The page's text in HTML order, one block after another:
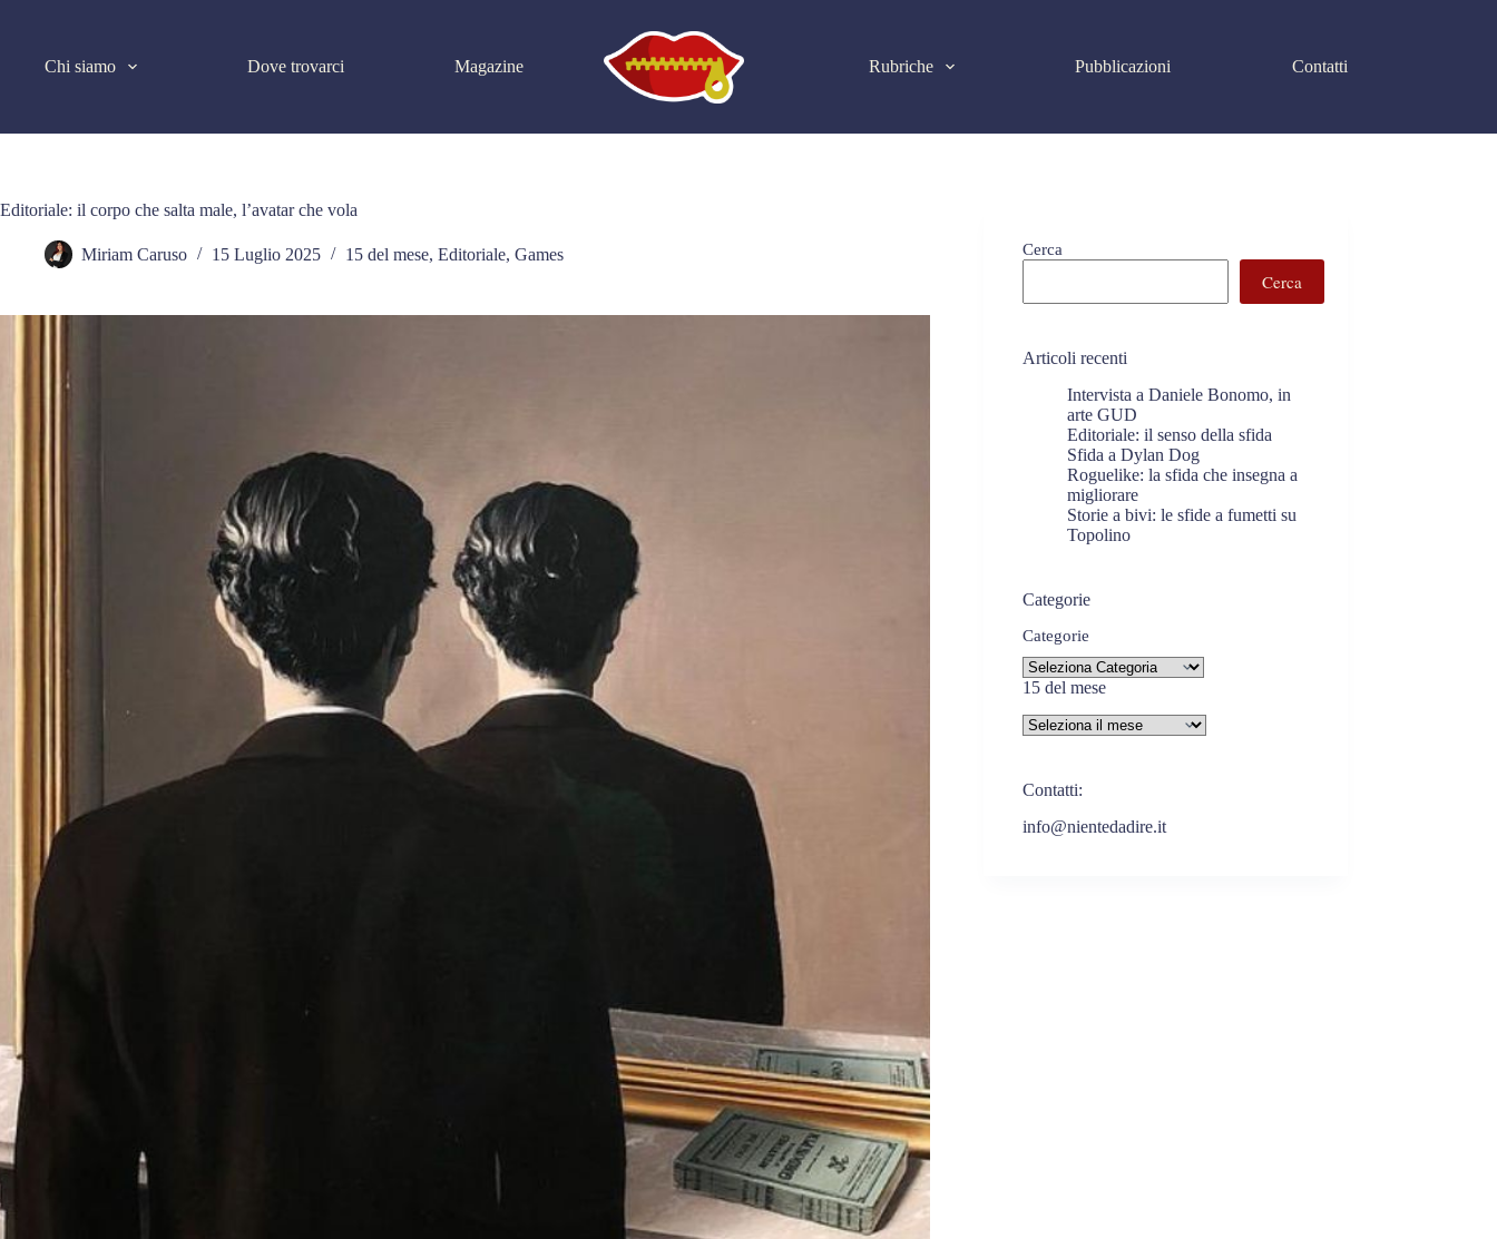
Chi siamo
Dove trovarci Magazine Rubriche Pubblicazioni Contatti
Editoriale: il corpo che salta male, l’avatar che vola
Miriam Caruso 15 Luglio 2025 15 del mese, Editoriale, Games Cerca
Cerca
Articoli recenti
Intervista a Daniele Bonomo, in
arte GUD
Editoriale: il senso della sfida
Sfida a Dylan Dog
Roguelike: la sfida che insegna a
migliorare
Storie a bivi: le sfide a fumetti su
Topolino
Categorie
Categorie
15 del mese
Contatti:
info@nientedadire.it